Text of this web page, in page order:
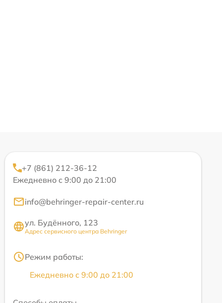
+7 (861) 212-36-12
Ежедневно с 9:00 до 21:00
info@behringer-repair-center.ru
ул. Будённого, 123
Адрес сервисного центра Behringer
Режим работы:
Ежедневно с 9:00 до 21:00